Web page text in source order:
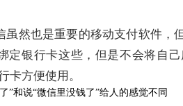
虽然也是重要的移动支付软件，
定银行卡这些，但是不会将自
卡方便使用。